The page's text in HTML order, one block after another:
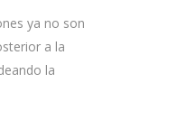
ya no son
a la
la